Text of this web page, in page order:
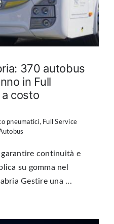
370 autobus
in Full
costo
pneumatici, Full Service
continuità e
su gomma nel
Gestire una ...